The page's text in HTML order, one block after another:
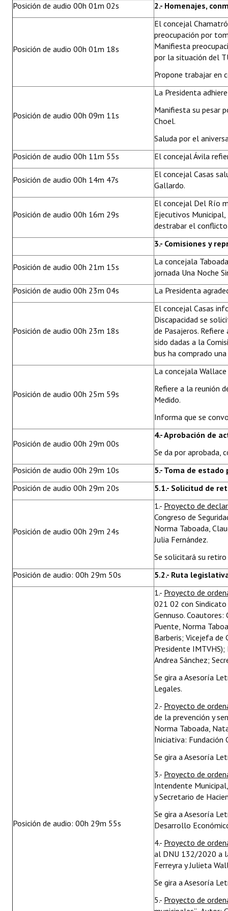
Huéspedes de Honor - Registro
Reconocimientos - Registro
Entrega de distinciones
REFORMA DE LA CARTA ORGÁNICA
Posición de audio 00h 01m 02s
2.- Homenajes,
Posición de audio 00h 01m 18s
El concejal
preocupación por
Manifiesta
por la situación del
Propone trabajar en
Posición de audio 00h 09m 11s
La Presidenta
Manifiesta su pesar
Choel.
Saluda por el
Posición de audio 00h 11m 55s
El concejal Ávila
Posición de audio 00h 14m 47s
El concejal Casas
Gallardo.
Posición de audio 00h 16m 29s
El concejal Del Río
Ejecutivos
destrabar el
3.- Comisiones y
Posición de audio 00h 21m 15s
La concejala
jornada Una Noche
Posición de audio 00h 23m 04s
La Presidenta
Posición de audio 00h 23m 18s
El concejal Casas
Discapacidad se
de Pasajeros.
sido dadas a la
bus ha comprado
Posición de audio 00h 25m 59s
La concejala
Refiere a la reunión
Medido.
Informa que se
Posición de audio 00h 29m 00s
4.- Aprobación de
Se da por aprobada,
Posición de audio 00h 29m 10s
5.- Toma de
Posición de audio 00h 29m 20s
5.1.- Solicitud de
Posición de audio 00h 29m 24s
1.- Proyecto de
Congreso de
Norma Taboada,
Julia Fernández.
Se solicitará su
Posición de audio: 00h 29m 50s
5.2.- Ruta
Posición de audio: 00h 29m 55s
1.- Proyecto de
021 02 con
Gennuso. Coautores:
Puente, Norma
Barberis; Vicejefa
Presidente IMTVHS);
Andrea Sánchez;
Se gira a Asesoría
Legales.
2.- Proyecto de
de la prevención y
Norma Taboada,
Iniciativa: Fundación
Se gira a Asesoría
3.- Proyecto de
Intendente
y Secretario de
Se gira a Asesoría
Desarrollo
4.- Proyecto de
al DNU 132/2020 a
Ferreyra y Julieta
Se gira a Asesoría
5.- Proyecto de